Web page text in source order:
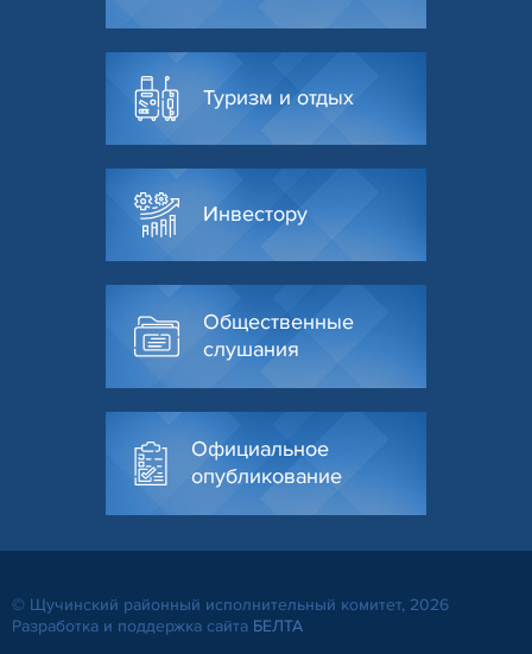
Туризм и отдых
Инвестору
Общественные
слушания
Официальное
опубликование
© Щучинский районный исполнительный комитет, 2026
Разработка и поддержка сайта БЕЛТА